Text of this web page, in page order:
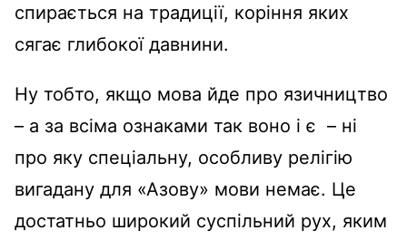
спирається на традиції, коріння яких
сягає глибокої давнини.
Ну тобто, якщо мова йде про язичництво
– а за всіма ознаками так воно і є – ні
про яку спеціальну, особливу релігію
вигадану для «Азову» мови немає. Це
достатньо широкий суспільний рух, яким